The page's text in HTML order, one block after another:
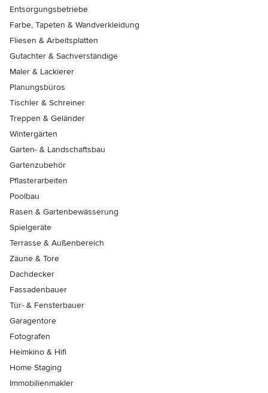
Entsorgungsbetriebe
Farbe, Tapeten & Wandverkleidung
Fliesen & Arbeitsplatten
Gutachter & Sachverständige
Maler & Lackierer
Planungsbüros
Tischler & Schreiner
Treppen & Geländer
Wintergärten
Garten- & Landschaftsbau
Gartenzubehör
Pflasterarbeiten
Poolbau
Rasen & Gartenbewässerung
Spielgeräte
Terrasse & Außenbereich
Zäune & Tore
Dachdecker
Fassadenbauer
Tür- & Fensterbauer
Garagentore
Fotografen
Heimkino & Hifi
Home Staging
Immobilienmakler